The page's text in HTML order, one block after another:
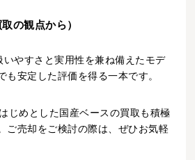
の観点から）
やすさと実用性を兼ね備えたモデ
も安定した評価を得る一本です。
じめとした国産ベースの買取も積極
ご売却をご検討の際は、ぜひお気軽